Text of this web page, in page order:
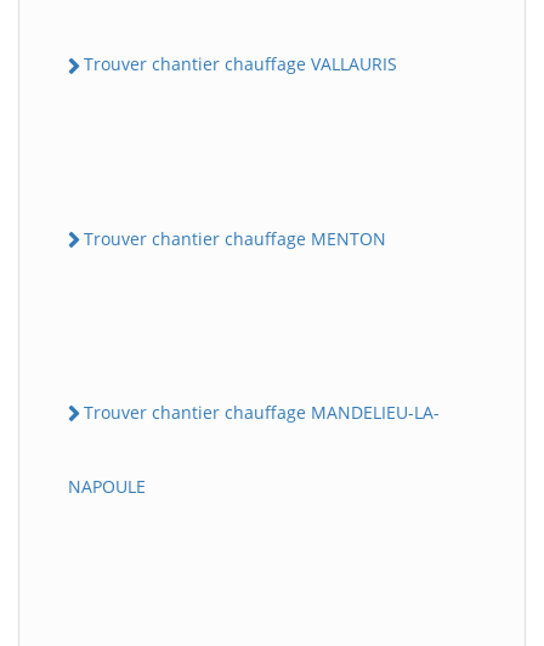
Trouver chantier chauffage VALLAURIS
Trouver chantier chauffage MENTON
Trouver chantier chauffage MANDELIEU-LA-
NAPOULE